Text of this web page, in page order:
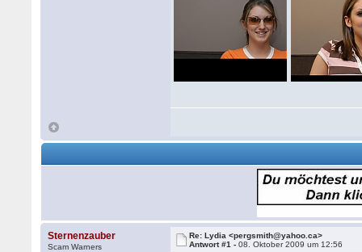
Sternenzauber
Scam Warners
Re: Lydia <pergsmith@yahoo.ca>
Antwort #1 -08. Oktober 2009 um 12:56